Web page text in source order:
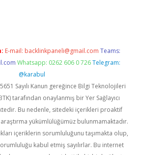
E-mail: backlinkpaneli@gmail.com Teams:
Whatsapp: 0262 606 0 726 Telegram:
@karabul
Sayılı Kanun gereğince Bilgi Teknolojileri
tarafından onaylanmış bir Yer Sağlayıcı
Bu nedenle, sitedeki içerikleri proaktif
yükümlülüğümüz bulunmamaktadır.
içeriklerin sorumluluğunu taşımakta olup,
kabul etmiş sayılırlar. Bu internet